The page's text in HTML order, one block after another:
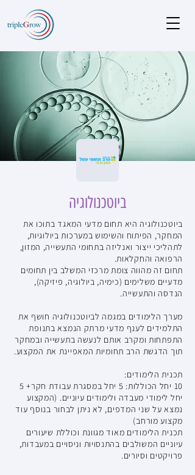
ביוטכנולוגיה
ביוטכנולוגיה היא תחום מדעי המאגד בתוכו את
המחקר, הפיתוח והשימוש במערכות ביולוגיות,
לתהליכי ייצור ואנליזה בתחומי התעשייה, המזון,
הרפואה והחקלאות.
תחום זה מהווה צומת מרכזי המשלב בין תחומים
מדעיים משלימים (כימיה, ביולוגיה, פיזיקה),
הנדסה והתעשייה.
מערך הלימודים במגמה לביוטכנולוגיה חושף את
התלמידים לענף מדעי מרתק הנמצא בתנופת
התפתחות ומקרב אותם לנעשה בתעשייה ובמחקר
תוך הדגשת הרב תחומיות המאפיינת את המקצוע.
תכנית הלימודים:
10 יחל הכוללות: 5 יחל במסגרת עבודת חקר+ 5
יחל לימודי מעבדה ולימודים עיוניים. (המקצוע
נמצא על שני המדפים, לא ניתן לבחור בנוסף עוד
מקצוע מורחב)
תכנית הלימודים מאוד מגוונת וכוללת שיעורים
עיוניים המשולבים בהתנסויות וניסויים במעבדות,
פרויקטים וסיורים.